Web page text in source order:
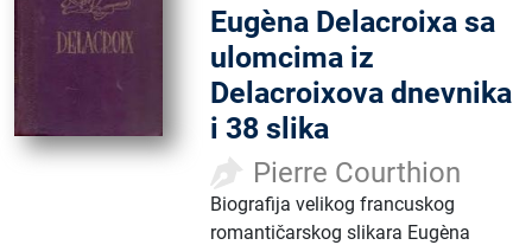
Eugèna Delacroixa sa
ulomcima iz
Delacroixova dnevnika
i 38 slika
Pierre Courthion
Biografija velikog francuskog
romantičarskog slikara Eugèna